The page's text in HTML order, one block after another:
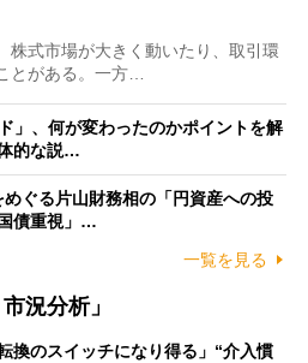
式市場が大きく動いたり、取引環
とがある。一方…
」、何が変わったのかポイントを解
的な説…
めぐる片山財務相の「円資産への投
債重視」…
一覧を見る
況分析」
換のスイッチになり得る」“介入慣